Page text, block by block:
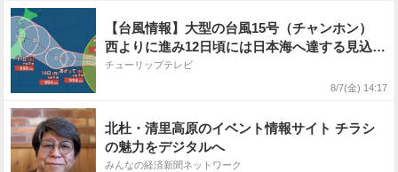
【台風情報】大型の台風15号（チャンホン）
西よりに進み12日頃には日本海へ達する見込み
【雨と風のシミュレーション】
チューリップテレビ
8/7(金) 14:17
北杜・清里高原のイベント情報サイト チラシ
の魅力をデジタルへ
みんなの経済新聞ネットワーク